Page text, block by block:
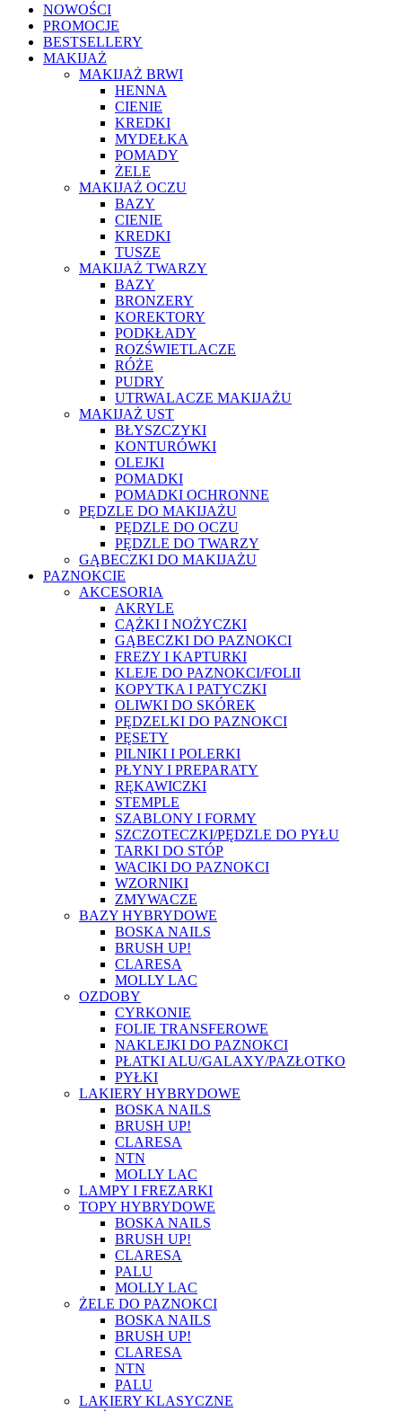
NOWOŚCI
PROMOCJE
BESTSELLERY
MAKIJAŻ
MAKIJAŻ BRWI
HENNA
CIENIE
KREDKI
MYDEŁKA
POMADY
ŻELE
MAKIJAŻ OCZU
BAZY
CIENIE
KREDKI
TUSZE
MAKIJAŻ TWARZY
BAZY
BRONZERY
KOREKTORY
PODKŁADY
ROZŚWIETLACZE
RÓŻE
PUDRY
UTRWALACZE MAKIJAŻU
MAKIJAŻ UST
BŁYSZCZYKI
KONTURÓWKI
OLEJKI
POMADKI
POMADKI OCHRONNE
PĘDZLE DO MAKIJAŻU
PĘDZLE DO OCZU
PĘDZLE DO TWARZY
GĄBECZKI DO MAKIJAŻU
PAZNOKCIE
AKCESORIA
AKRYLE
CĄŻKI I NOŻYCZKI
GĄBECZKI DO PAZNOKCI
FREZY I KAPTURKI
KLEJE DO PAZNOKCI/FOLII
KOPYTKA I PATYCZKI
OLIWKI DO SKÓREK
PĘDZELKI DO PAZNOKCI
PĘSETY
PILNIKI I POLERKI
PŁYNY I PREPARATY
RĘKAWICZKI
STEMPLE
SZABLONY I FORMY
SZCZOTECZKI/PĘDZLE DO PYŁU
TARKI DO STÓP
WACIKI DO PAZNOKCI
WZORNIKI
ZMYWACZE
BAZY HYBRYDOWE
BOSKA NAILS
BRUSH UP!
CLARESA
MOLLY LAC
OZDOBY
CYRKONIE
FOLIE TRANSFEROWE
NAKLEJKI DO PAZNOKCI
PŁATKI ALU/GALAXY/PAZŁOTKO
PYŁKI
LAKIERY HYBRYDOWE
BOSKA NAILS
BRUSH UP!
CLARESA
NTN
MOLLY LAC
LAMPY I FREZARKI
TOPY HYBRYDOWE
BOSKA NAILS
BRUSH UP!
CLARESA
PALU
MOLLY LAC
ŻELE DO PAZNOKCI
BOSKA NAILS
BRUSH UP!
CLARESA
NTN
PALU
LAKIERY KLASYCZNE